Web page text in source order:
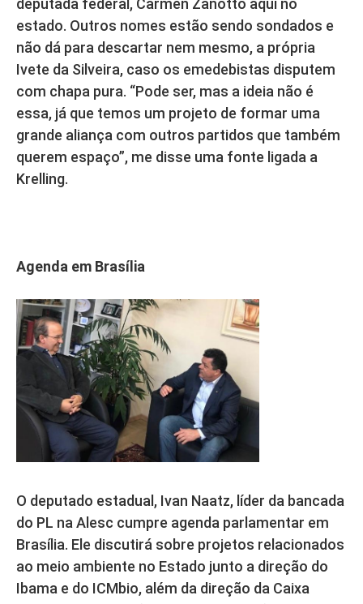
deputada federal, Carmen Zanotto aqui no
estado. Outros nomes estão sendo sondados e
não dá para descartar nem mesmo, a própria
Ivete da Silveira, caso os emedebistas disputem
com chapa pura. “Pode ser, mas a ideia não é
essa, já que temos um projeto de formar uma
grande aliança com outros partidos que também
querem espaço”, me disse uma fonte ligada a
Krelling.
Agenda em Brasília
O deputado estadual, Ivan Naatz, líder da bancada
do PL na Alesc cumpre agenda parlamentar em
Brasília. Ele discutirá sobre projetos relacionados
ao meio ambiente no Estado junto a direção do
Ibama e do ICMbio, além da direção da Caixa